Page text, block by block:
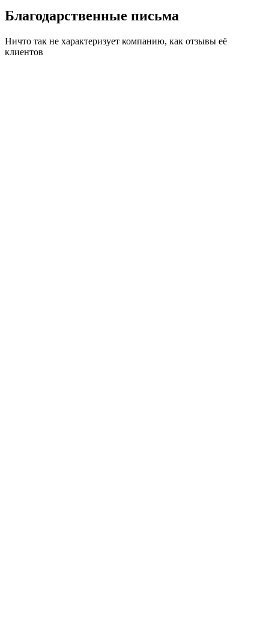
Благодарственные письма
Ничто так не характеризует компанию, как отзывы её
клиентов